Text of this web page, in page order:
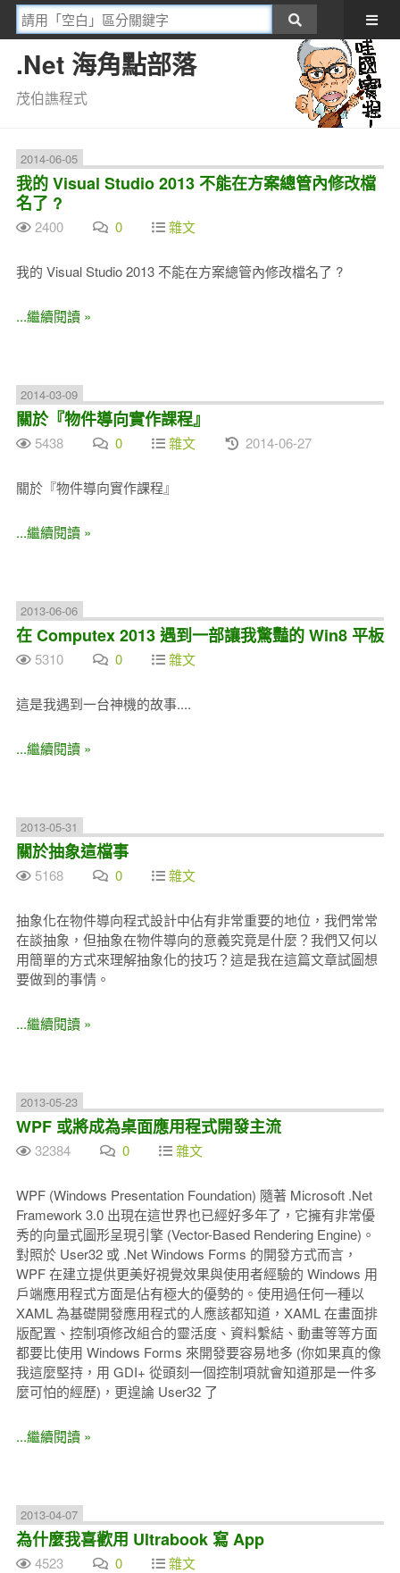
.Net 海角點部落
茂伯譙程式
2014-06-05
我的 Visual Studio 2013 不能在方案總管內修改檔
名了 ?
2400 0 雜文
我的 Visual Studio 2013 不能在方案總管內修改檔名了 ?
...繼續閱讀 »
2014-03-09
關於『物件導向實作課程』
5438 0 雜文 2014-06-27
關於『物件導向實作課程』
...繼續閱讀 »
2013-06-06
在 Computex 2013 遇到一部讓我驚豔的 Win8 平板
5310 0 雜文
這是我遇到一台神機的故事....
...繼續閱讀 »
2013-05-31
關於抽象這檔事
5168 0 雜文
抽象化在物件導向程式設計中佔有非常重要的地位，我們常常
在談抽象，但抽象在物件導向的意義究竟是什麼？我們又何以
用簡單的方式來理解抽象化的技巧？這是我在這篇文章試圖想
要做到的事情。
...繼續閱讀 »
2013-05-23
WPF 或將成為桌面應用程式開發主流
32384 0 雜文
WPF (Windows Presentation Foundation) 隨著 Microsoft .Net
Framework 3.0 出現在這世界也已經好多年了，它擁有非常優
秀的向量式圖形呈現引擎 (Vector-Based Rendering Engine)。
對照於 User32 或 .Net Windows Forms 的開發方式而言，
WPF 在建立提供更美好視覺效果與使用者經驗的 Windows 用
戶端應用程式方面是佔有極大的優勢的。使用過任何一種以
XAML 為基礎開發應用程式的人應該都知道，XAML 在畫面排
版配置、控制項修改組合的靈活度、資料繫結、動畫等等方面
都要比使用 Windows Forms 來開發要容易地多 (你如果真的像
我這麼堅持，用 GDI+ 從頭刻一個控制項就會知道那是一件多
麼可怕的經歷)，更遑論 User32 了
...繼續閱讀 »
2013-04-07
為什麼我喜歡用 Ultrabook 寫 App
4523 0 雜文